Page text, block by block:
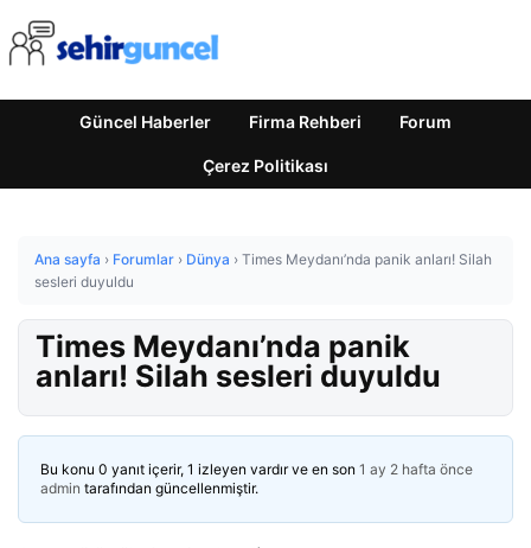
Güncel Haberler Firma Rehberi Forum
Çerez Politikası
Ana sayfa › Forumlar › Dünya › Times Meydanı’nda panik anları! Silah
sesleri duyuldu
Times Meydanı’nda panik
anları! Silah sesleri duyuldu
Bu konu 0 yanıt içerir, 1 izleyen vardır ve en son 1 ay 2 hafta önce
admin tarafından güncellenmiştir.